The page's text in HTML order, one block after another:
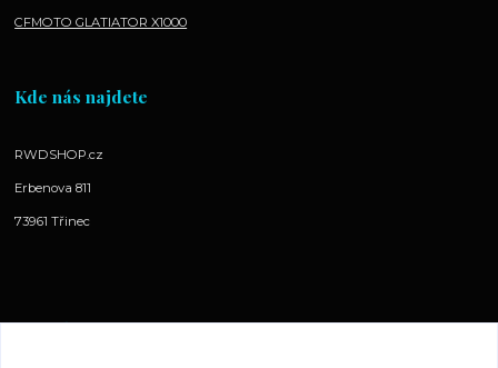
CFMOTO GLATIATOR X1000
Kde nás najdete
RWDSHOP.cz
Erbenova 811
73961 Třinec
Kontakty